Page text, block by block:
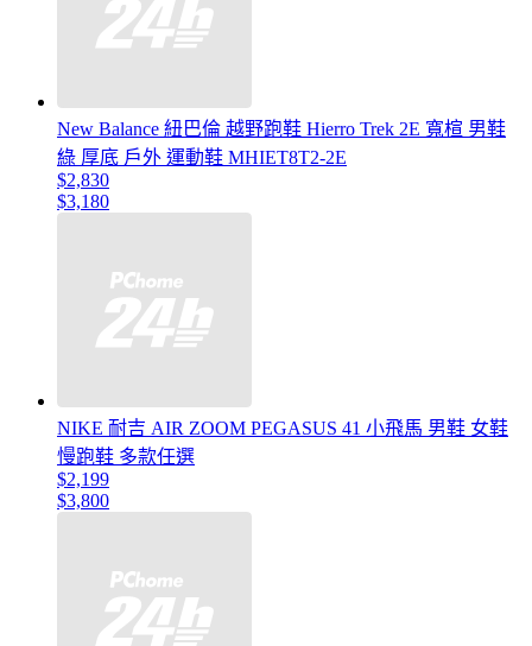
New Balance 紐巴倫 越野跑鞋 Hierro Trek 2E 寬楦 男鞋
綠 厚底 戶外 運動鞋 MHIET8T2-2E
$2,830
$3,180
NIKE 耐吉 AIR ZOOM PEGASUS 41 小飛馬 男鞋 女鞋
慢跑鞋 多款任選
$2,199
$3,800